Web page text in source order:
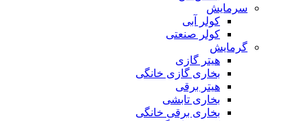
سرمایش
کولر آبی
کولر صنعتی
گرمایش
هیتر گازی
بخاری گازی خانگی
هیتر برقی
بخاری تابشی
بخاری برقی خانگی